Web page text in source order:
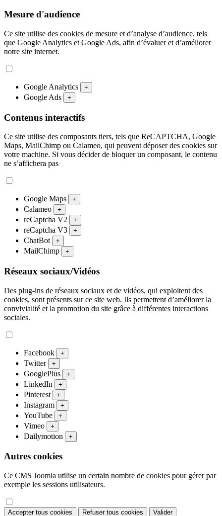
Mesure d'audience
Ce site utilise des cookies de mesure et d’analyse d’audience, tels
que Google Analytics et Google Ads, afin d’évaluer et d’améliorer
notre site internet.
Google Analytics +
Google Ads +
Contenus interactifs
Ce site utilise des composants tiers, tels que ReCAPTCHA, Google
Maps, MailChimp ou Calameo, qui peuvent déposer des cookies sur
votre machine. Si vous décider de bloquer un composant, le contenu
ne s’affichera pas
Google Maps +
Calameo +
reCaptcha V2 +
reCaptcha V3 +
ChatBot +
MailChimp +
Réseaux sociaux/Vidéos
Des plug-ins de réseaux sociaux et de vidéos, qui exploitent des
cookies, sont présents sur ce site web. Ils permettent d’améliorer la
convivialité et la promotion du site grâce à différentes interactions
sociales.
Facebook +
Twitter +
GooglePlus +
LinkedIn +
Pinterest +
Instagram +
YouTube +
Vimeo +
Dailymotion +
Autres cookies
Ce CMS Joomla utilise un certain nombre de cookies pour gérer par
exemple les sessions utilisateurs.
Accepter tous cookies Refuser tous cookies Valider